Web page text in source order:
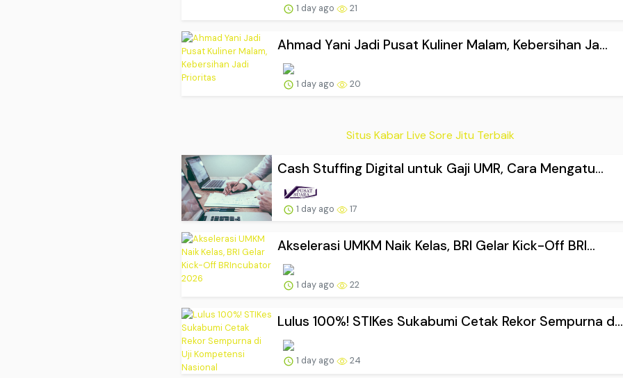
1 day ago 21
Ahmad Yani Jadi Pusat Kuliner Malam, Kebersihan Ja...
1 day ago 20
Situs Kabar Live Sore Jitu Terbaik
Cash Stuffing Digital untuk Gaji UMR, Cara Mengatu...
1 day ago 17
Akselerasi UMKM Naik Kelas, BRI Gelar Kick-Off BRI...
1 day ago 22
Lulus 100%! STIKes Sukabumi Cetak Rekor Sempurna d...
1 day ago 24